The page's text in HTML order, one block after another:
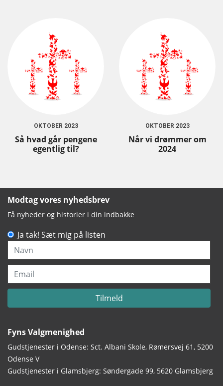
OKTOBER 2023
Så hvad går pengene
egentlig til?
OKTOBER 2023
Når vi drømmer om
2024
Fyns Valgmenighed
Gudstjenester i Odense: Sct. Albani Skole, Rømersvej 61, 5200
Odense V
Gudstjenester i Glamsbjerg: Søndergade 99, 5620 Glamsbjerg
Modtag vores nyhedsbrev
Få nyheder og historier i din indbakke
Ja tak! Sæt mig på listen
Navn
Email
Tilmeld